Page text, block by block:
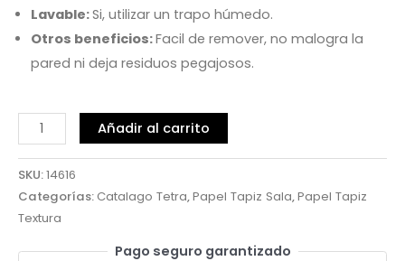
Lavable:Si, utilizar un trapo húmedo.
Otros beneficios:Facil de remover, no malogra la
pared ni deja residuos pegajosos.
Añadir al carrito
SKU:14616
Categorías:Catalago Tetra,Papel Tapiz Sala,Papel Tapiz
Textura
Pago seguro garantizado